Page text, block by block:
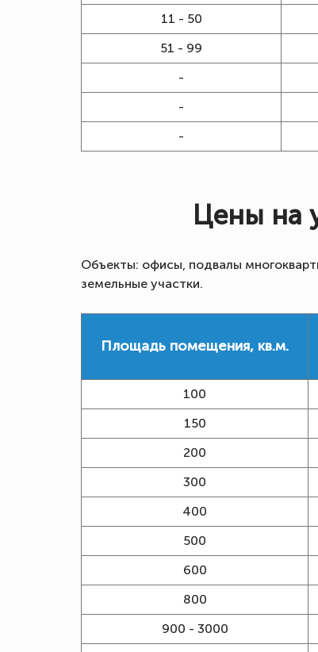
11 - 50
51 - 99
-
-
-
Цены на
Объекты: офисы, подвалы
земельные участки.
Площадь помещения, кв.м.
100
150
200
300
400
500
600
800
900 - 3000